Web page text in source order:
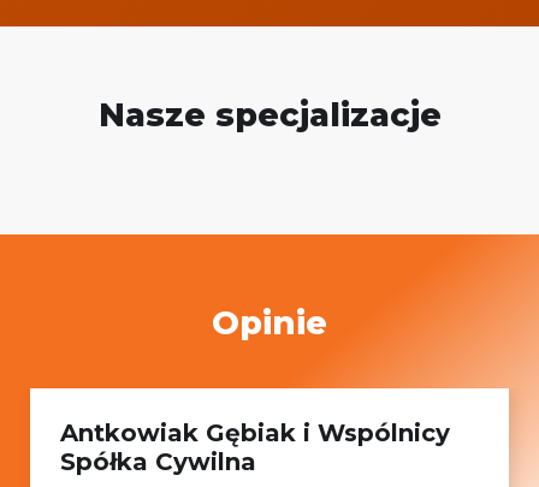
Nasze specjalizacje
Opinie
Antkowiak Gębiak i Wspólnicy
Spółka Cywilna